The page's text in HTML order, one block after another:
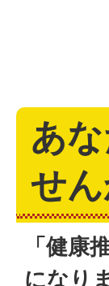
あ
せ
「健康
になり